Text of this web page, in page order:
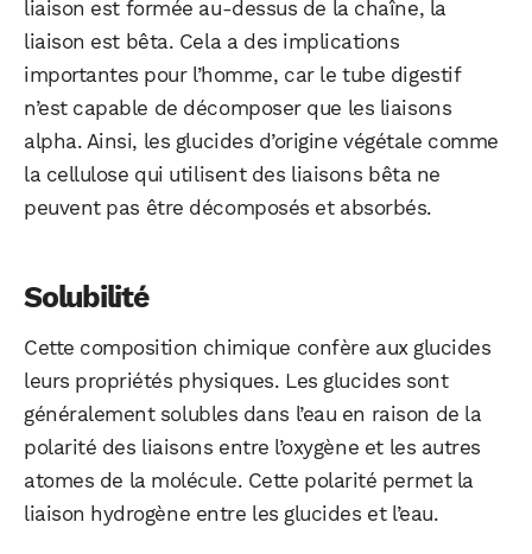
liaison est formée au-dessus de la chaîne, la
liaison est bêta. Cela a des implications
importantes pour l’homme, car le tube digestif
n’est capable de décomposer que les liaisons
alpha. Ainsi, les glucides d’origine végétale comme
la cellulose qui utilisent des liaisons bêta ne
peuvent pas être décomposés et absorbés.
Solubilité
Cette composition chimique confère aux glucides
leurs propriétés physiques. Les glucides sont
généralement solubles dans l’eau en raison de la
polarité des liaisons entre l’oxygène et les autres
atomes de la molécule. Cette polarité permet la
liaison hydrogène entre les glucides et l’eau.